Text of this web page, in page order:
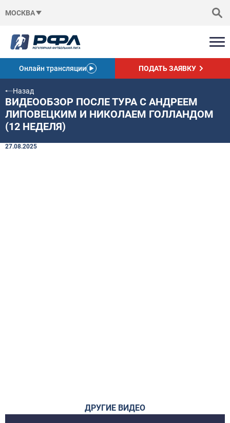
МОСКВА
Онлайн трансляции ПОДАТЬ ЗАЯВКУ
Назад
ВИДЕООБЗОР ПОСЛЕ ТУРА С АНДРЕЕМ
ЛИПОВЕЦКИМ И НИКОЛАЕМ ГОЛЛАНДОМ
(12 НЕДЕЛЯ)
27.08.2025
ДРУГИЕ ВИДЕО